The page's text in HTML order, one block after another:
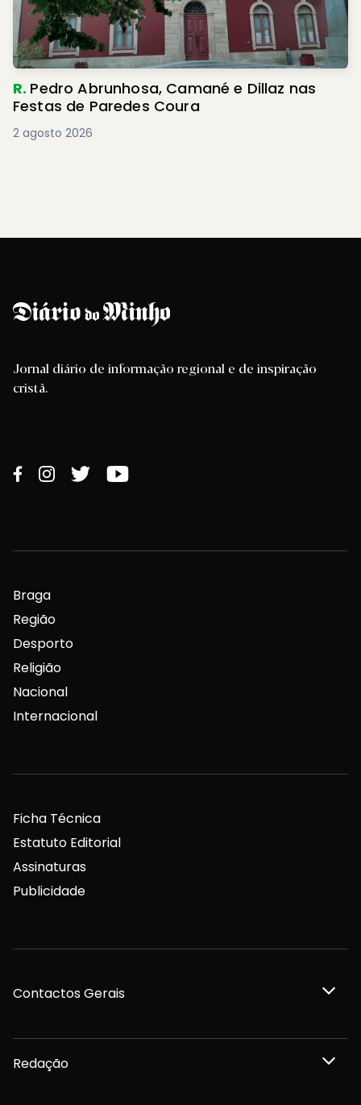
R. Pedro Abrunhosa, Camané e Dillaz nas
Festas de Paredes Coura
2 agosto 2026
Jornal diário de informação regional e de inspiração
cristã.
Braga
Região
Desporto
Religião
Nacional
Internacional
Ficha Técnica
Estatuto Editorial
Assinaturas
Publicidade
Contactos Gerais
Redação